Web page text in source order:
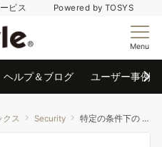
ービス Powered by TOSYS
Menu
ヘルプ＆ブログ ユーザー事例
クス Security 特定の条件下の Microsoft 365 テナントに対し、多要素認証が自動で有効化されます